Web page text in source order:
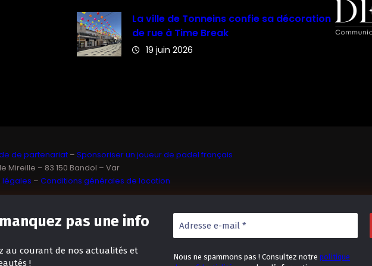
pas une info
au courant de nos actualités et
!
Nous ne spammons pas ! Consultez notrepolitique
La ville de Tonneins confie sa décoration
de rue à Time Break
19 juin 2026
de partenariat – Sponsoriser un joueur de padel français
Mireille – 83 150 Bandol – Var
légales – Conditions générales de location